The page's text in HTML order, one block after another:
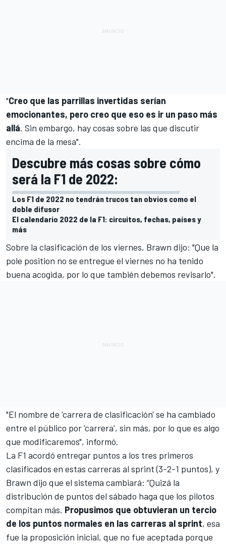
"Creo que las parrillas invertidas serían
emocionantes, pero creo que eso es ir un paso más
allá. Sin embargo, hay cosas sobre las que discutir
encima de la mesa".
Descubre más cosas sobre cómo
será la F1 de 2022:
Los F1 de 2022 no tendrán trucos tan obvios como el
doble difusor
El calendario 2022 de la F1: circuitos, fechas, países y
más
Sobre la clasificación de los viernes, Brawn dijo: "Que la
pole position no se entregue el viernes no ha tenido
buena acogida, por lo que también debemos revisarlo".
"El nombre de 'carrera de clasificación' se ha cambiado
entre el público por 'carrera', sin más, por lo que es algo
que modificaremos", informó.
La F1 acordó entregar puntos a los tres primeros
clasificados en estas carreras al sprint (3-2-1 puntos), y
Brawn dijo que el sistema cambiará: “Quizá la
distribución de puntos del sábado haga que los pilotos
compitan más. Propusimos que obtuvieran un tercio
de los puntos normales en las carreras al sprint, esa
fue la proposición inicial, que no fue aceptada porque